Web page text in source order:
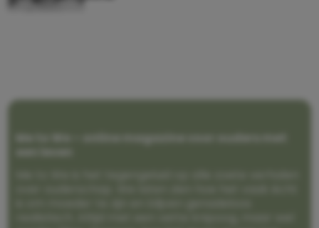
Me to We – online magazine voor ouders met